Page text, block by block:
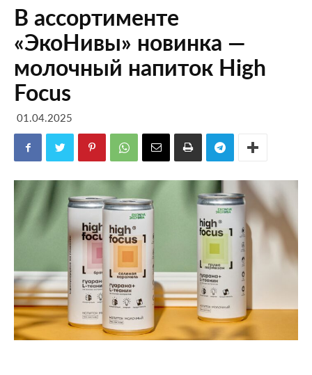
В ассортименте
«ЭкоНивы» новинка —
молочный напиток High
Focus
01.04.2025